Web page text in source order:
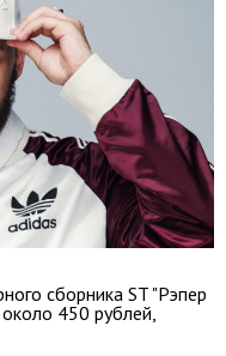
сборника ST "Рэпер
450 рублей,